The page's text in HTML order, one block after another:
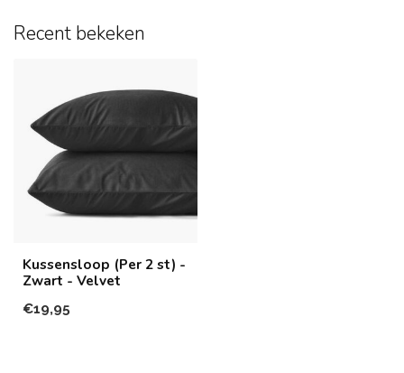
Recent bekeken
Kussensloop (Per 2 st) -
Zwart - Velvet
€19,95